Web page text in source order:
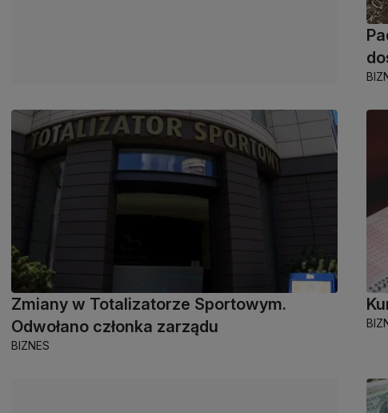
Zmiany w Totalizatorze Sportowym.
Odwołano członka zarządu
BIZNES